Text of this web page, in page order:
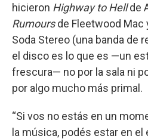
hicieron Highway to Hellde
Rumoursde Fleetwood Mac
Soda Stereo (una banda de
el disco es lo que es —un
frescura— no por la sala ni
por algo mucho más primal.
“Si vos no estás en un
la música, podés estar en